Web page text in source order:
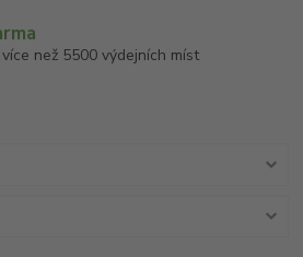
než 5500 výdejních míst